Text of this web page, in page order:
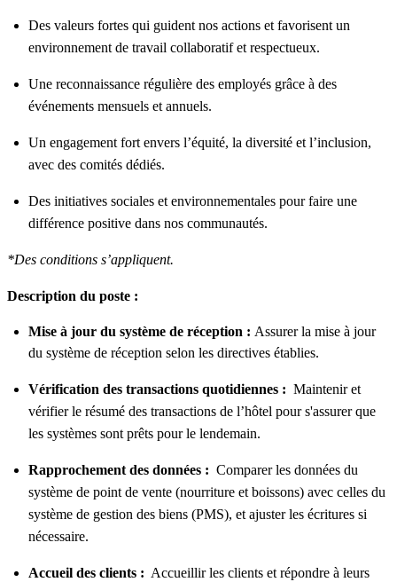
Des valeurs fortes qui guident nos actions et favorisent un
environnement de travail collaboratif et respectueux.
Une reconnaissance régulière des employés grâce à des
événements mensuels et annuels.
Un engagement fort envers l’équité, la diversité et l’inclusion,
avec des comités dédiés.
Des initiatives sociales et environnementales pour faire une
différence positive dans nos communautés.
*Des conditions s’appliquent.
Description du poste :
Mise à jour du système de réception : Assurer la mise à jour
du système de réception selon les directives établies.
Vérification des transactions quotidiennes : Maintenir et
vérifier le résumé des transactions de l’hôtel pour s'assurer que
les systèmes sont prêts pour le lendemain.
Rapprochement des données : Comparer les données du
système de point de vente (nourriture et boissons) avec celles du
système de gestion des biens (PMS), et ajuster les écritures si
nécessaire.
Accueil des clients : Accueillir les clients et répondre à leurs